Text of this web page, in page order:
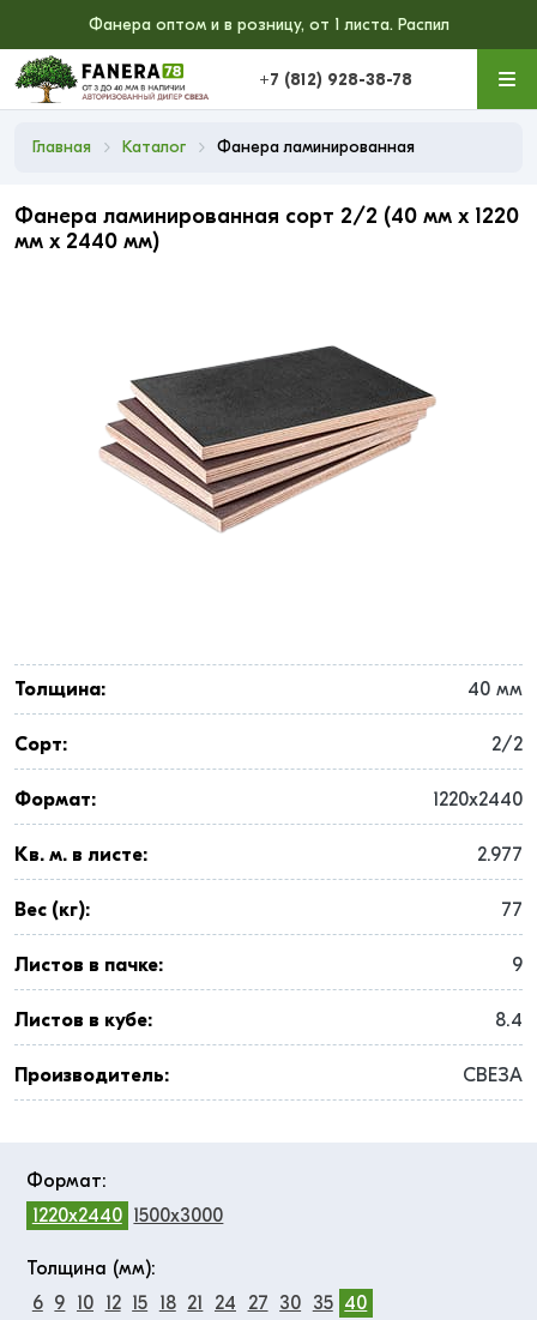
Фанера оптом и в розницу, от 1 листа. Распил
+7 (812) 928-38-78
Главная Каталог Фанера ламинированная
Фанера ламинированная сорт 2/2 (40 мм x 1220
мм x 2440 мм)
Толщина: 40 мм
Сорт: 2/2
Формат: 1220x2440
Кв. м. в листе: 2.977
Вес (кг): 77
Листов в пачке: 9
Листов в кубе: 8.4
Производитель: СВЕЗА
Формат:
1220x2440 1500x3000
Толщина (мм):
6 9 10 12 15 18 21 24 27 30 35 40